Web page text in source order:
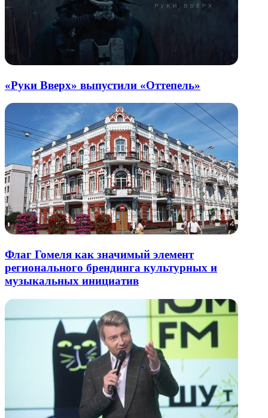
«Руки Вверх» выпустили «Оттепель»
Флаг Гомеля как значимый элемент
регионального брендинга культурных и
музыкальных инициатив